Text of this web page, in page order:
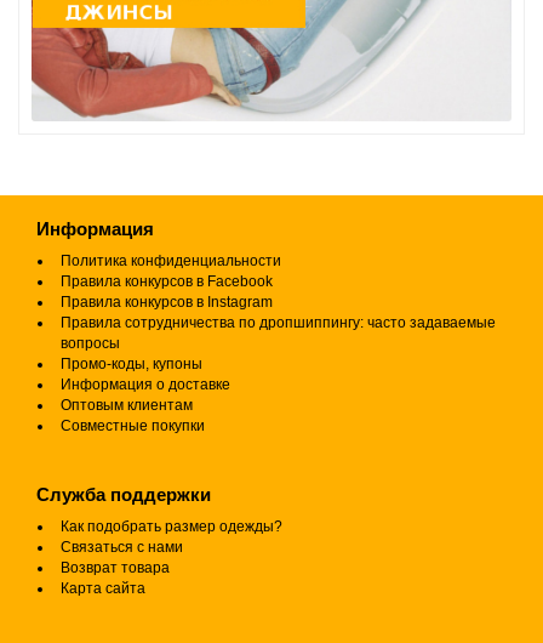
Информация
Политика конфиденциальности
Правила конкурсов в Facebook
Правила конкурсов в Instagram
Правила сотрудничества по дропшиппингу: часто задаваемые
вопросы
Промо-коды, купоны
Информация о доставке
Оптовым клиентам
Совместные покупки
Служба поддержки
Как подобрать размер одежды?
Связаться с нами
Возврат товара
Карта сайта